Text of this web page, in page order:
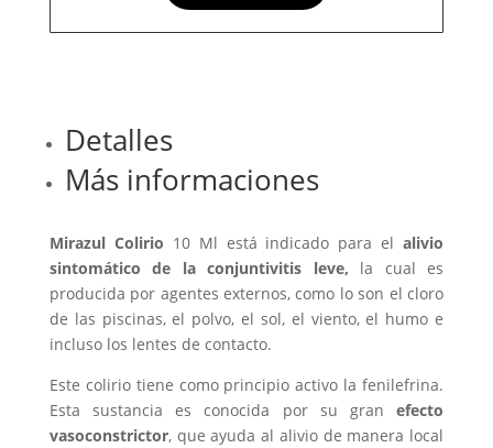
Detalles
Más informaciones
Mirazul Colirio 10 Ml está indicado para el alivio
sintomático de la conjuntivitis leve, la cual es
producida por agentes externos, como lo son el cloro
de las piscinas, el polvo, el sol, el viento, el humo e
incluso los lentes de contacto.
Este colirio tiene como principio activo la fenilefrina.
Esta sustancia es conocida por su granefecto
vasoconstrictor, que ayuda al alivio de manera local